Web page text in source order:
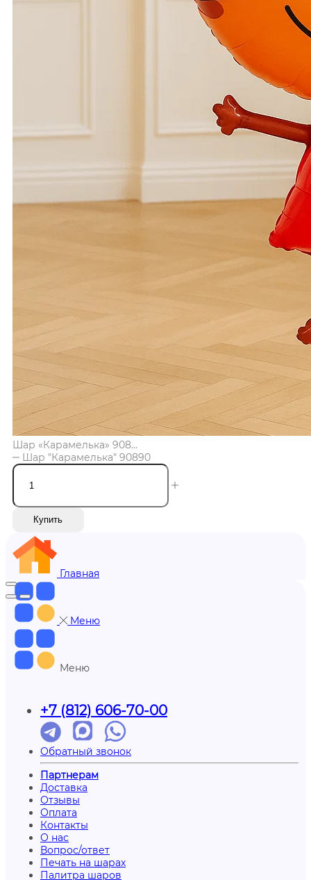
Шар «Карамелька» 908...
Шар "Карамелька" 90890
Купить
Главная
Меню
Меню
+7 (812) 606-70-00
Обратный звонок
Партнерам
Доставка
Отзывы
Оплата
Контакты
О нас
Вопрос/ответ
Печать на шарах
Палитра шаров